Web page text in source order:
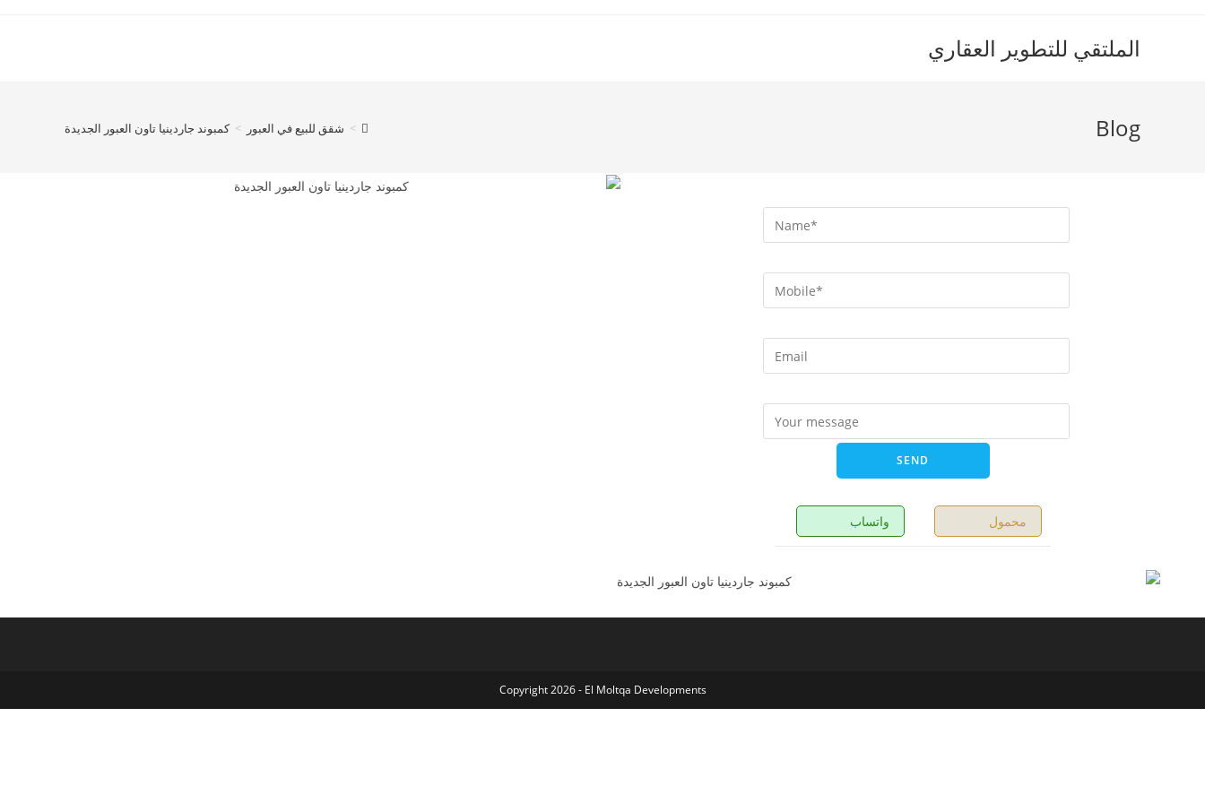
الملتقي للتطوير العقاري
Blog
> شقق للبيع في العبور > كمبوند جاردينيا تاون العبور الجديدة
واتساب محمول
Copyright 2026 - El Moltqa Developments